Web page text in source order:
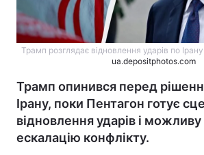
Трамп розглядає відновлення ударів по
ua.depositphotos.com
Трамп опинився перед
Ірану, поки Пентагон готує
відновлення ударів і
ескалацію конфлікту.